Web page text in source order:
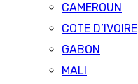
CAMEROUN
COTE D’IVOIRE
GABON
MALI